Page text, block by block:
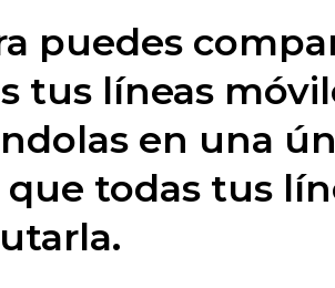
puedes
tus líneas
en una
que todas tus